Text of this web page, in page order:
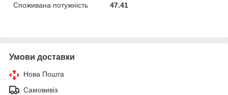
Споживана потужність 47.41
Умови доставки
Нова Пошта
Самовивіз